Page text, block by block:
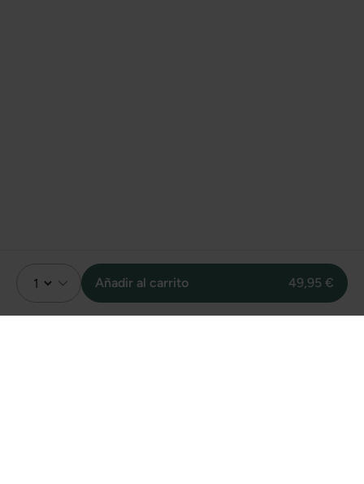
Añadir al carrito 49,95 €